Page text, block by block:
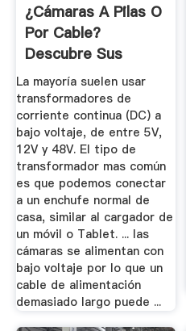
¿Cámaras A Pilas O
Por Cable?
Descubre Sus
Ventajas Y ...
La mayoría suelen usar
transformadores de
corriente continua (DC) a
bajo voltaje, de entre 5V,
12V y 48V. El tipo de
transformador mas común
es que podemos conectar
a un enchufe normal de
casa, similar al cargador de
un móvil o Tablet. ... las
cámaras se alimentan con
bajo voltaje por lo que un
cable de alimentación
demasiado largo puede ...